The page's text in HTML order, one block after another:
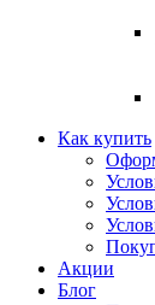
Как купить
Акции
Блог